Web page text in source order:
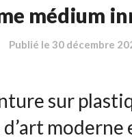
médium
Publié le 30 décembre
sur
moderne